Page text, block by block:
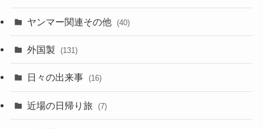
ヤンマー関連その他 (40)
外国製 (131)
日々の出来事 (16)
近場の日帰り旅 (7)